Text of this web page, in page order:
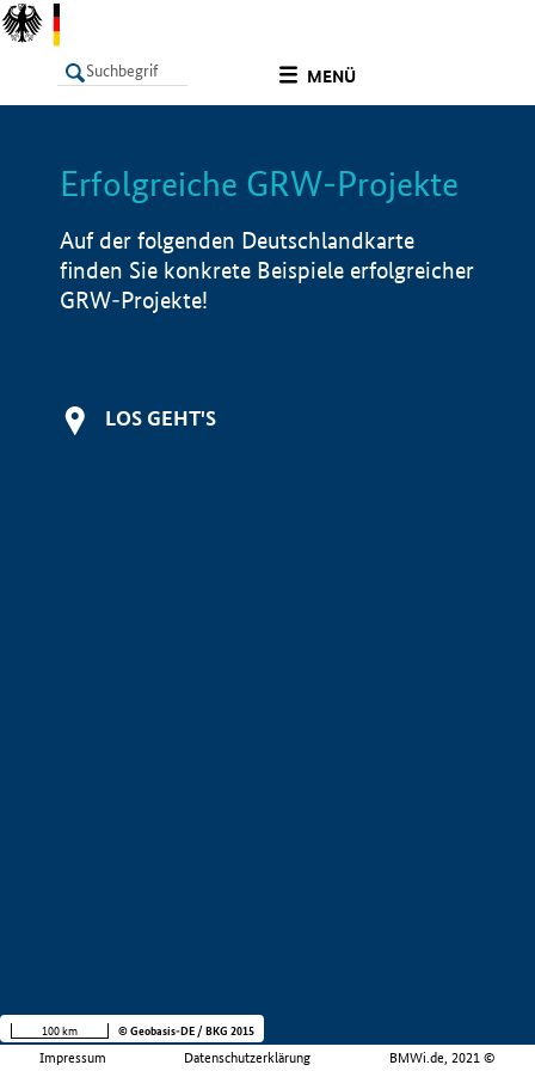
MENÜ
LISTE Info
Erfolgreiche GRW-Projekte
Auf der folgenden Deutschlandkarte
finden Sie konkrete Beispiele erfolgreicher
GRW-Projekte!
LOS GEHT'S
Impressum Datenschutzerklärung BMWi.de, 2021 ©
100 km © Geobasis-DE / BKG 2015